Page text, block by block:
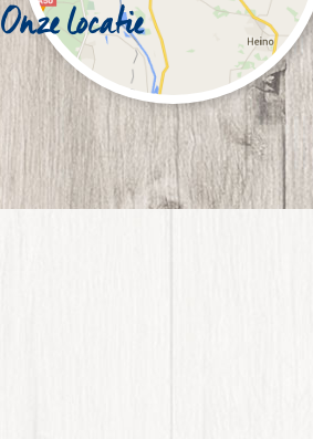
Onze locatie